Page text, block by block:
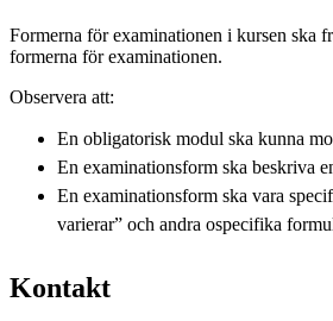
Formerna för examinationen i kursen ska
formerna för examinationen.
Observera att:
En obligatorisk modul ska kunna
En examinationsform ska beskriva
En examinationsform ska vara
varierar” och andra ospecifika
Kontakt